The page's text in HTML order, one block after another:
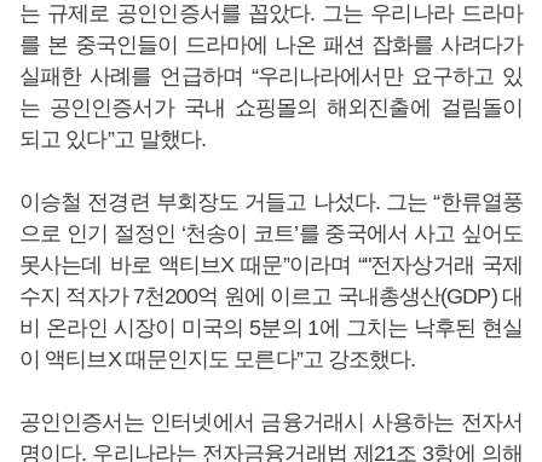
는 규제로 공인인증서를 꼽았다. 그는 우리나라 드라마
를 본 중국인들이 드라마에 나온 패션 잡화를 사려다가
실패한 사례를 언급하며 “우리나라에서만 요구하고 있
는 공인인증서가 국내 쇼핑몰의 해외진출에 걸림돌이
되고 있다”고 말했다.
이승철 전경련 부회장도 거들고 나섰다. 그는 “한류열풍
으로 인기 절정인 ‘천송이 코트’를 중국에서 사고 싶어도
못사는데 바로 액티브X 때문”이라며 “"전자상거래 국제
수지 적자가 7천200억 원에 이르고 국내총생산(GDP) 대
비 온라인 시장이 미국의 5분의 1에 그치는 낙후된 현실
이 액티브X 때문인지도 모른다”고 강조했다.
공인인증서는 인터넷에서 금융거래시 사용하는 전자서
명이다. 우리나라는 전자금융거래법 제21조 3항에 의해